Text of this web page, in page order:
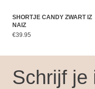
SHORTJE CANDY ZWART IZ
NAIZ
€39.95
Schrijf je